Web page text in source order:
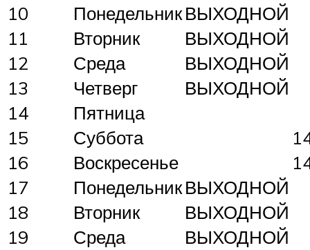
10
ПонедельникВЫХОДНОЙ
11
Вторник
ВЫХОДНОЙ
12
Среда
ВЫХОДНОЙ
13
Четверг
ВЫХОДНОЙ
14
Пятница
15
Суббота
16
Воскресенье
17
ПонедельникВЫХОДНОЙ
18
Вторник
ВЫХОДНОЙ
19
Среда
ВЫХОДНОЙ